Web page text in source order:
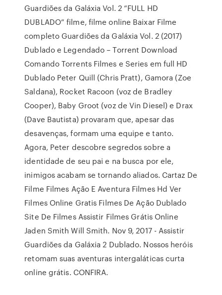
Guardiões da Galáxia Vol. 2 ”FULL HD
DUBLADO” filme, filme online Baixar Filme
completo Guardiões da Galáxia Vol. 2 (2017)
Dublado e Legendado – Torrent Download
Comando Torrents Filmes e Series em full HD
Dublado Peter Quill (Chris Pratt), Gamora (Zoe
Saldana), Rocket Racoon (voz de Bradley
Cooper), Baby Groot (voz de Vin Diesel) e Drax
(Dave Bautista) provaram que, apesar das
desavenças, formam uma equipe e tanto.
Agora, Peter descobre segredos sobre a
identidade de seu pai e na busca por ele,
inimigos acabam se tornando aliados. Cartaz De
Filme Filmes Ação E Aventura Filmes Hd Ver
Filmes Online Gratis Filmes De Ação Dublado
Site De Filmes Assistir Filmes Grátis Online
Jaden Smith Will Smith. Nov 9, 2017 - Assistir
Guardiões da Galáxia 2 Dublado. Nossos heróis
retomam suas aventuras intergaláticas curta
online grátis. CONFIRA.